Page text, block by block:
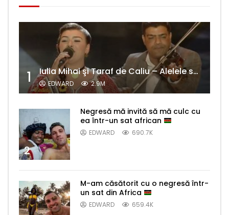
1 Iulia Mihai şi Taraf de Caliu – Alelele sălcioară (@#VedetaPopulară)
EDWARD 2.9M
2
Negresă mă invită să mă culc cu
ea într-un sat african
EDWARD 690.7K
M-am căsătorit cu o negresă într-
un sat din Africa
EDWARD 659.4K